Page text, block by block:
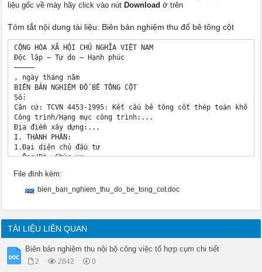
liệu gốc về máy hãy click vào nút Download ở trên
Tóm tắt nội dung tài liệu: Biên bản nghiệm thu đổ bê tông cột
CỘNG HÒA XÃ HỘI CHỦ NGHĨA VIỆT NAM
Độc lập – Tự do – Hạnh phúc
—————
, ngày tháng năm
BIÊN BẢN NGHIỆM ĐỔ BÊ TÔNG CỘT
Số:
Căn cứ: TCVN 4453-1995: Kết cấu bê tông cốt thép toàn khối.
Công trình/Hạng mục công trình:...
Địa điểm xây dựng:...
I. THÀNH PHẦN:
1.Đại diện chủ đầu tư
– Ông/Bà:.Chức vụ:..
– Ông/Bà:.Chức vụ:..
3.Đại diện đơn vị tư vấn thiết kế
– Ông/Bà:.Chức vụ:..
II. NỘI DUNG
Trên cơ sở xem xét các hồ sơ, tài liệu liên quan và kiểm tra
a.      Hồ sơ nghiệm thu công trình
– Phương án đổ bê tông, thỏa thuận thiết kế công trình;
– Hồ sơ thiết kế kỹ thuật thi công công trình;
File đính kèm:
bien_ban_nghiem_thu_do_be_tong_cot.doc
TÀI LIỆU LIÊN QUAN
Biên bản nghiệm thu nội bộ công việc tổ hợp cụm chi tiết
2 2842 0